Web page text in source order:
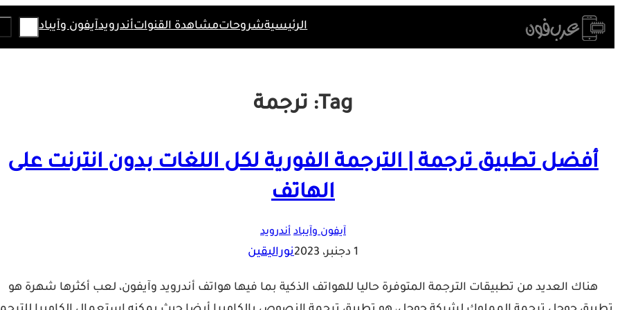
Skip
to
الرئيسيةشروحاتمشاهدة القنواتأندرويدآيفون وآيباد
Tag: ترجمة
أفضل تطبيق ترجمة | الترجمة الفورية لكل اللغات بدون انترنت على
الهاتف
آيفون وآيباد أندرويد
1 دجنبر، 2023 نوراليقين
هناك العديد من تطبيقات الترجمة المتوفرة حاليا للهواتف الذكية بما فيها هواتف أندرويد وآيفون، لعب أكثرها شهرة هو